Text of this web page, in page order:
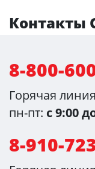
Контакты
8-800-
Горячая
пн-пт: с 9:00
8-910-